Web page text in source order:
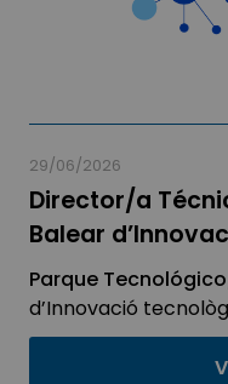
29/06/2026
Director/a
Balear
Parque
d’Innovació